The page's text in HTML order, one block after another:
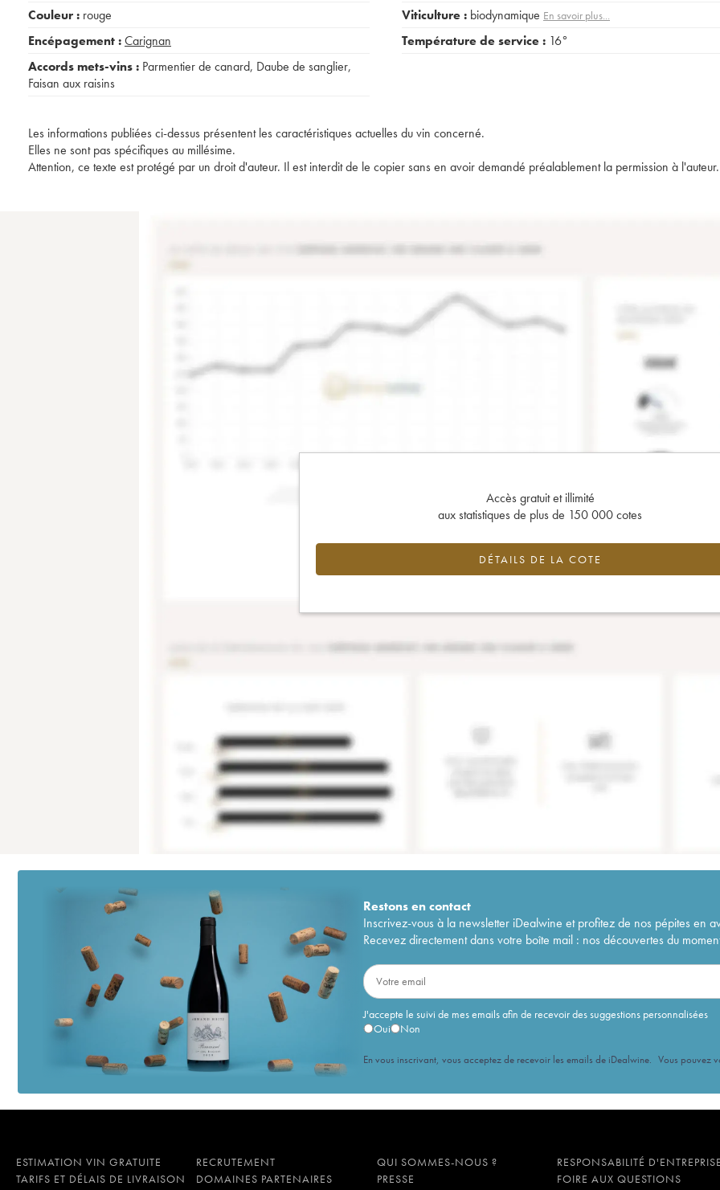
Couleur : rouge
Encépagement :Carignan
Accords mets-vins : Parmentier de canard, Daube de sanglier,
Faisan aux raisins
Viticulture : biodynamique En savoir plus...
Température de service : 16°
Les informations publiées ci-dessus présentent les caractéristiques actuelles du vin concerné.
Elles ne sont pas spécifiques au millésime.
Attention, ce texte est protégé par un droit d'auteur. Il est interdit de le copier sans en avoir demandé préalablement la permission à l'auteur.
Accès gratuit et illimité
aux statistiques de plus de 150 000 cotes
DÉTAILS DE LA COTE
Restons encontact
Inscrivez-vous à la newsletter iDealwine et profitez de nos pépites en
Recevez directement dans votre boîte mail : nos découvertes du
J'accepte le suivi de mes emails afin de recevoir des suggestions personnalisées
Oui
Non
En vous inscrivant, vous acceptez de recevoir les emails de iDealwine. Vous pouvez
ESTIMATION VIN GRATUITE RECRUTEMENT QUI SOMMES-NOUS ?
RESPONSABILITÉ
TARIFS ET DÉLAIS DE LIVRAISON
DOMAINES PARTENAIRES PRESSE FOIRE AUX QUESTIONS